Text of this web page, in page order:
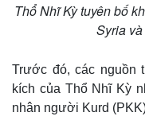
Thổ Nhĩ Kỳ tuyên bố
Syria
Trước đó, các nguồn
kích của Thổ Nhĩ Kỳ
nhân người Kurd